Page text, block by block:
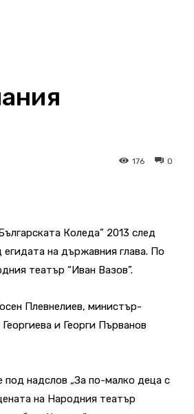
0
176
Коледа” 2013 след
на държавния глава. По
театър “Иван Вазов”.
Плевнелиев, министър-
и Георги Първанов
под надслов „За по-малко деца с
на Народния театър